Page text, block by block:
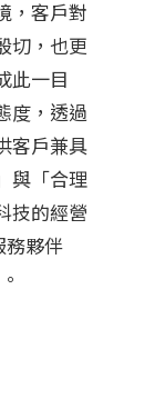
，客戶對
切，也更
此一目
度，透過
客戶兼具
與「合理
技的經營
務夥伴